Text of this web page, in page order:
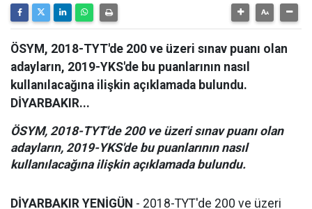
ÖSYM, 2018-TYT'de 200 ve üzeri sınav puanı olan
adayların, 2019-YKS'de bu puanlarının nasıl
kullanılacağına ilişkin açıklamada bulundu.
DİYARBAKIR...
ÖSYM, 2018-TYT'de 200 ve üzeri sınav puanı olan
adayların, 2019-YKS'de bu puanlarının nasıl
kullanılacağına ilişkin açıklamada bulundu.
DİYARBAKIR YENİGÜN - 2018-TYT'de 200 ve üzeri